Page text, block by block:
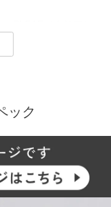
TORIC（トーリッ
、その中でもカラー
ォン）さんが就任
ーウィーク）／CLE
らに充実したライ
ック